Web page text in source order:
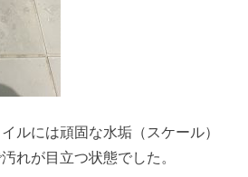
ルには頑固な水垢（スケール）
れが目立つ状態でした。